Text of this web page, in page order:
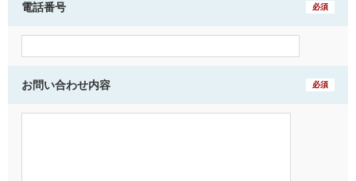
電話番号 必須
お問い合わせ内容 必須